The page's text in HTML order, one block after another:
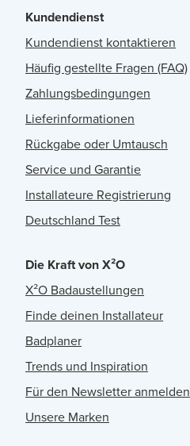
Kundendienst
Kundendienst kontaktieren
Häufig gestellte Fragen (FAQ)
Zahlungsbedingungen
Lieferinformationen
Rückgabe oder Umtausch
Service und Garantie
Installateure Registrierung
Deutschland Test
Die Kraft von X²O
X²O Badaustellungen
Finde deinen Installateur
Badplaner
Trends und Inspiration
Für den Newsletter anmelden
Unsere Marken